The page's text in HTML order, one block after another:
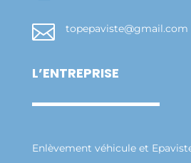
 topepaviste@gmail.com
L’ENTREPRISE
Enlèvement véhicule et